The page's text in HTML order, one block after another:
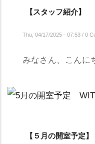
【スタッフ紹介】
Thu, 04/17/2025 - 07:53 / 0
みなさん、こんに
【５月の開室予定】